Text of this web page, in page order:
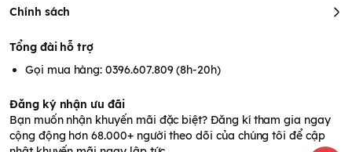
Sữa tắm gội toàn thân Cetaphil Baby Gentle Wash Shampoo
Công dụng Cetaphil Baby
Gentle Wash Shampoo 2
Chính sách
Tổng đài hỗ trợ
Gọi mua hàng: 0396.607.809 (8h-20h)
Đăng ký nhận ưu đãi
Bạn muốn nhận khuyến mãi đặc biệt? Đăng kí tham gia ngay
cộng động hơn 68.000+ người theo dõi của chúng tôi để cập